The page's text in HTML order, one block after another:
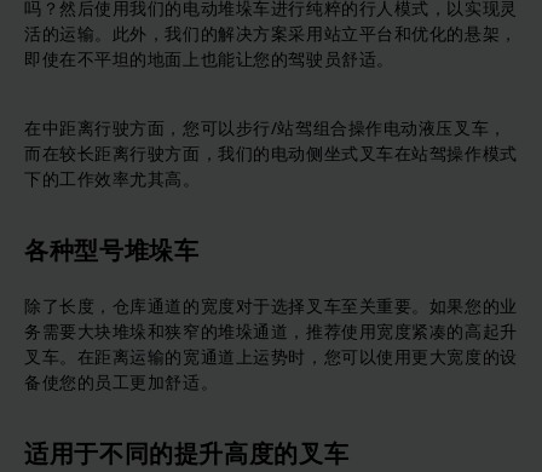
吗？然后使用我们的电动堆垛车进行纯粹的行人模式，以实现灵
活的运输。此外，我们的解决方案采用站立平台和优化的悬架，
即使在不平坦的地面上也能让您的驾驶员舒适。
在中距离行驶方面，您可以步行/站驾组合操作电动液压叉车，
而在较长距离行驶方面，我们的电动侧坐式叉车在站驾操作模式
下的工作效率尤其高。
各种型号堆垛车
除了长度，仓库通道的宽度对于选择叉车至关重要。如果您的业
务需要大块堆垛和狭窄的堆垛通道，推荐使用宽度紧凑的高起升
叉车。在距离运输的宽通道上运势时，您可以使用更大宽度的设
备使您的员工更加舒适。
适用于不同的提升高度的叉车